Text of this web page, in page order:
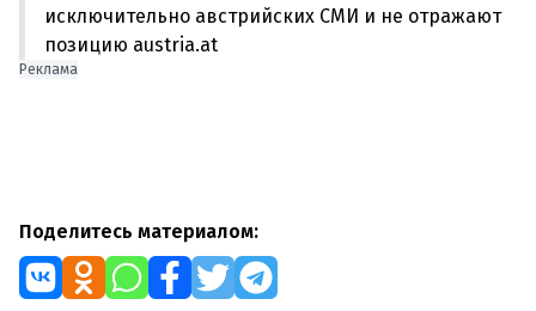
исключительно австрийских СМИ и не отражают
позицию austria.at
Реклама
Поделитесь материалом: